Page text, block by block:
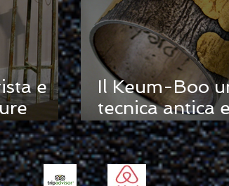
e
al
Il Keum-Boo
tecnica antica e
insieme